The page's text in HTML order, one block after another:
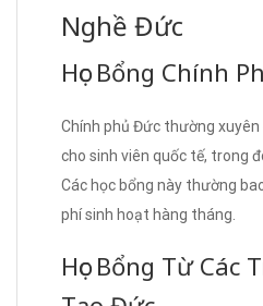
Nghề Đức
Học Bổng Chính
Chính phủ Đức thường xuyên
cho sinh viên quốc tế, trong
Các học bổng này thường
phí sinh hoạt hàng tháng.
Học Bổng Từ Các